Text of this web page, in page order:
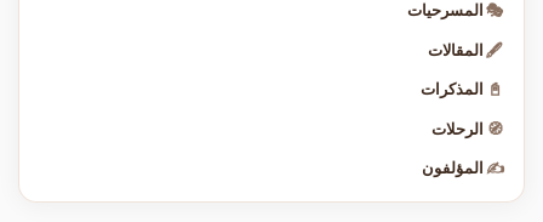
🎭 المسرحيات
🖋️ المقالات
📓 المذكرات
🧭 الرحلات
✍️ المؤلفون